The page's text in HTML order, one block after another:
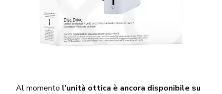
Al momento l’unità ottica è ancora disponibile su